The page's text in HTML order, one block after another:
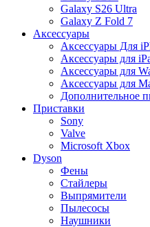
Galaxy S26 Ultra
Galaxy Z Fold 7
Аксессуары
Аксессуары Для
Аксессуары для
Аксессуары для
Аксессуары для
Дополнительное
Приставки
Sony
Valve
Microsoft Xbox
Dyson
Фены
Стайлеры
Выпрямители
Пылесосы
Наушники